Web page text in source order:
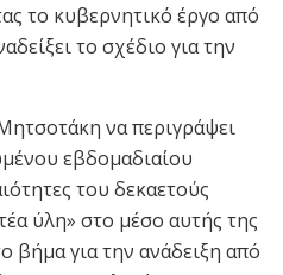
το κυβερνητικό έργο από
το σχέδιο για την
να περιγράψει
εβδομαδιαίου
του δεκαετούς
ύλη» στο μέσο αυτής της
βήμα για την ανάδειξη από